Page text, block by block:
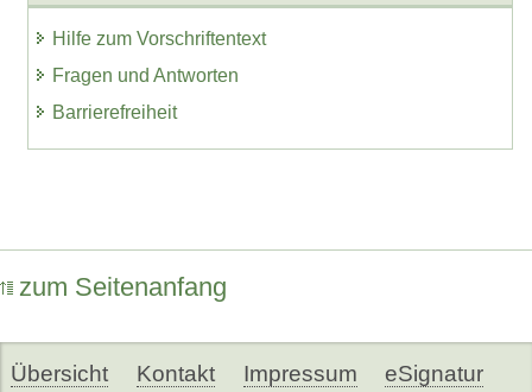
Hilfe zum Vorschriftentext
Fragen und Antworten
Barrierefreiheit
zum Seitenanfang
Übersicht Kontakt Impressum eSignatur